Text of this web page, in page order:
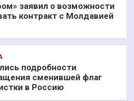
заявил о возможности
контракт с Молдавией
подробности
сменившей флаг
в Россию